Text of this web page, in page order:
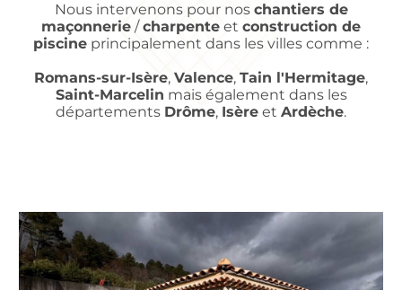
Nous intervenons pour nos chantiers de
maçonnerie /charpente et construction de
piscine principalement dans les villes comme :
Romans-sur-Isère, Valence, Tain l'Hermitage,
Saint-Marcelin mais également dans les
départements Drôme, Isère et Ardèche.